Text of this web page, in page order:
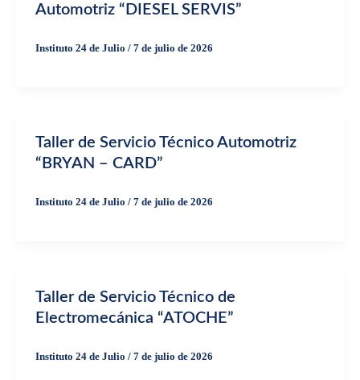
Automotriz “DIESEL SERVIS”
Instituto 24 de Julio / 7 de julio de 2026
Taller de Servicio Técnico Automotriz
“BRYAN – CARD”
Instituto 24 de Julio / 7 de julio de 2026
Taller de Servicio Técnico de
Electromecánica “ATOCHE”
Instituto 24 de Julio / 7 de julio de 2026